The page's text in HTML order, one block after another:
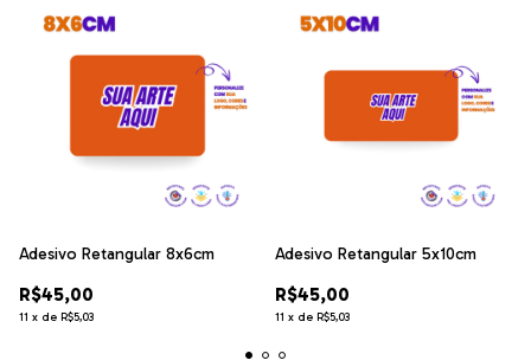
Adesivo Retangular 8x6cm
R$45,00
11 x de R$5,03
Adesivo Retangular 5x10cm
R$45,00
11 x de R$5,03